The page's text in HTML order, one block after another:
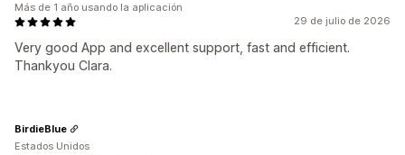
29 de julio de 2026
Very good App and excellent support, fast and efficient.
Thankyou Clara.
Más de 1 año usando la aplicación
BirdieBlue
Estados Unidos